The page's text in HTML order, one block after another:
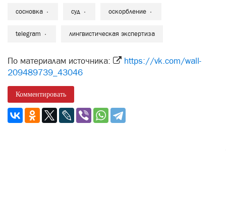
сосновка суд оскорбление
telegram лингвистическая экспертиза
По материалам источника:
https://vk.com/wall-
209489739_43046
Комментировать